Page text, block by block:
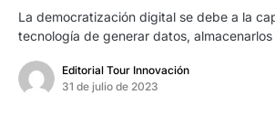
La democratización digital se debe a la
tecnología de generar datos,
Editorial Tour Innovación
31 de julio de 2023